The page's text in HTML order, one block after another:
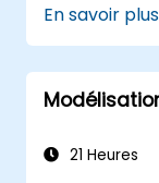
adéquation
En savoir
21 Heures